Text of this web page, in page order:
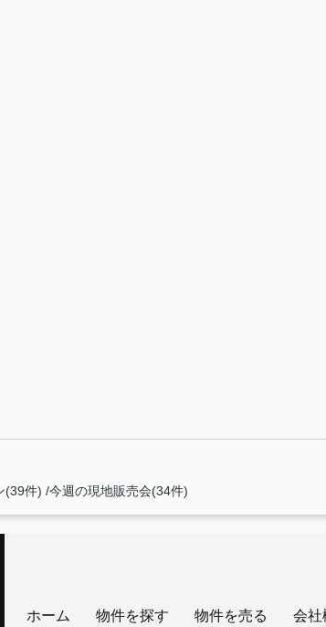
(39件) 今週の現地販売会(34件)
ホーム 物件を探す 物件を売る 会社